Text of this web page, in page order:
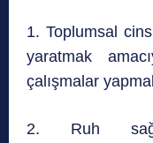
1. Toplumsal
yaratmak
çalışmalar
2. Ruh